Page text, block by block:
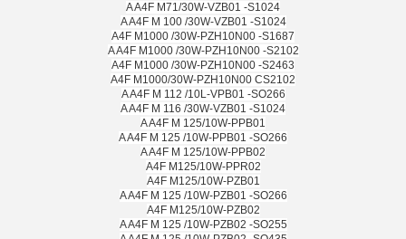
A A4F M71/30W-VZB01 -S1024
A A4F M 100 /30W-VZB01 -S1024
A4F M1000 /30W-PZH10N00 -S1687
A A4F M1000 /30W-PZH10N00 -S2102
A4F M1000 /30W-PZH10N00 -S2463
A4F M1000/30W-PZH10N00 CS2102
A A4F M 112 /10L-VPB01 -SO266
A A4F M 116 /30W-VZB01 -S1024
A A4F M 125/10W-PPB01
A A4F M 125 /10W-PPB01 -SO266
A A4F M 125/10W-PPB02
A4F M125/10W-PPR02
A4F M125/10W-PZB01
A A4F M 125 /10W-PZB01 -SO266
A4F M125/10W-PZB02
A A4F M 125 /10W-PZB02 -SO255